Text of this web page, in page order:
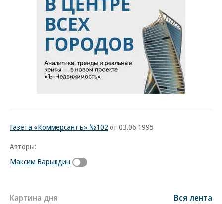
Газета «Коммерсантъ» №102 от 03.06.1995
Авторы:
Максим Варывдин
Картина дня Вся лента